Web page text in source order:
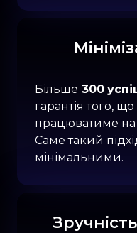
Більше 300
гарантія того,
працюватиме на
Саме такий
мінімальними.